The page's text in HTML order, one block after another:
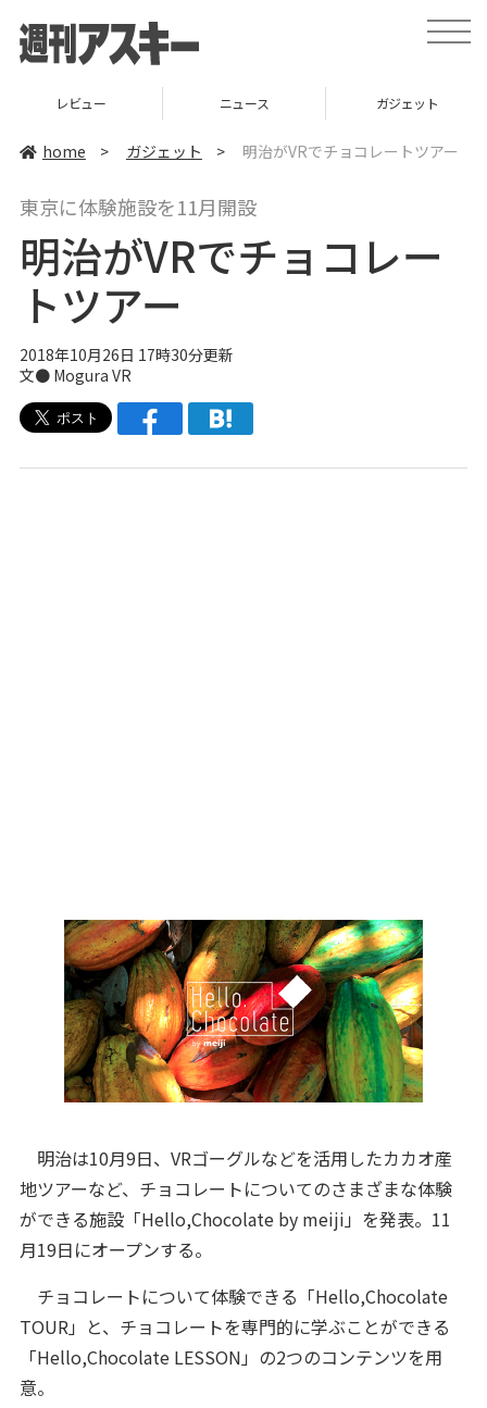
t
o
v
レビュー ニュース ガジェット
home > ガジェット > 明治がVRでチョコレートツアー
東京に体験施設を11月開設
明治がVRでチョコレー
トツアー
2018年10月26日 17時30分更新
文● Mogura VR
明治は10月9日、VRゴーグルなどを活用したカカオ産
地ツアーなど、チョコレートについてのさまざまな体験
ができる施設「Hello,Chocolate by meiji」を発表。11
月19日にオープンする。
チョコレートについて体験できる「Hello,Chocolate
TOUR」と、チョコレートを専門的に学ぶことができる
「Hello,Chocolate LESSON」の2つのコンテンツを用
意。